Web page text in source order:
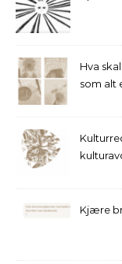
Hva
som alt
Kjære